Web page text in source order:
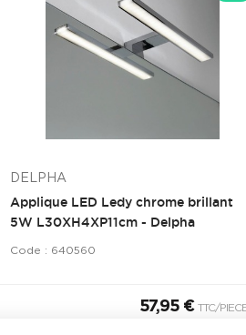
DELPHA
Applique LED Ledy chrome brillant
5W L30XH4XP11cm - Delpha
Code : 640560
57,95 €TTC/